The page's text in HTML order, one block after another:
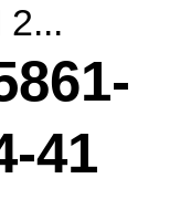
2...
41